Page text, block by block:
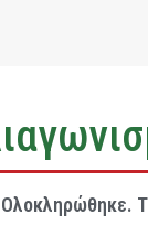
Ολοκληρώθηκε.